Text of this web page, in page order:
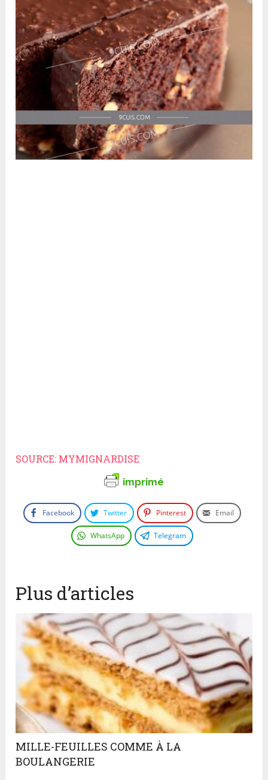
SOURCE: MYMIGNARDISE
imprimé
Facebook Twitter Pinterest Email
WhatsApp Telegram
Plus d’articles
MILLE-­FEUILLES COMME À LA
BOULANGERIE